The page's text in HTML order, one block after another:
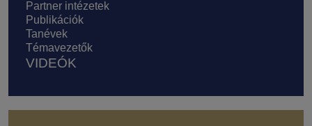
Partner intézetek
Publikációk
Tanévek
Témavezetők
VIDEÓK